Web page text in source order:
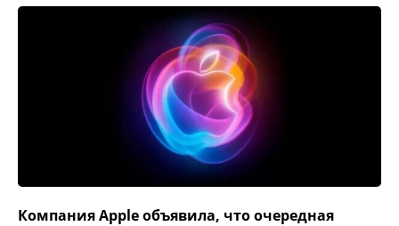
Компания Apple объявила, что очередная